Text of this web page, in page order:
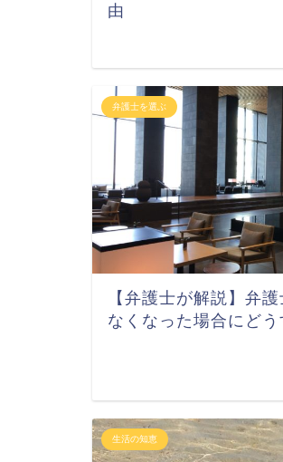
由
弁護士を選ぶ
【弁護士が解説】弁
なくなった場合にどう
生活の知恵